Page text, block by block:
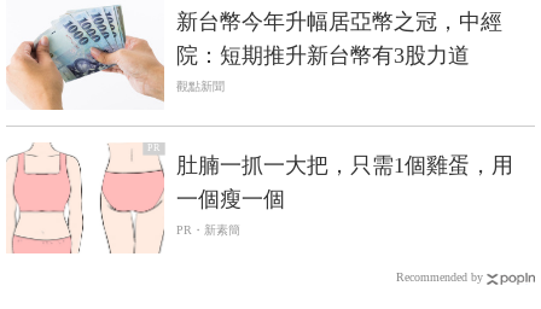
新台幣今年升幅居亞幣之冠，中經
院：短期推升新台幣有3股力道
觀點新聞
PR
肚腩一抓一大把，只需1個雞蛋，用
一個瘦一個
PR・新素簡
Recommended by